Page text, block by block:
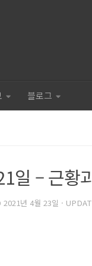
블로그
일 – 근황
2021년 4월 23일 ·